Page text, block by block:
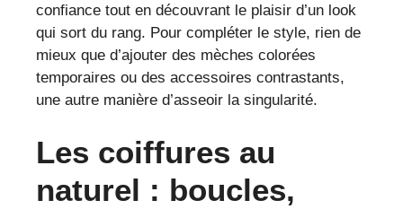
confiance tout en découvrant le plaisir d’un look
qui sort du rang. Pour compléter le style, rien de
mieux que d’ajouter des mèches colorées
temporaires ou des accessoires contrastants,
une autre manière d’asseoir la singularité.
Les coiffures au
naturel : boucles,